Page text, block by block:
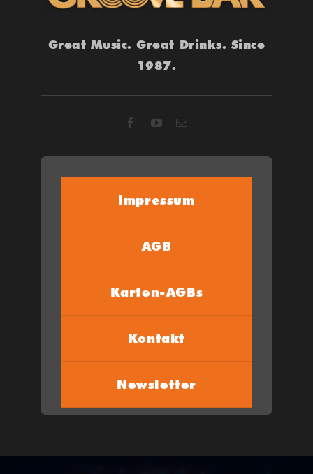
Great Music. Great Drinks. Since
1987.
Impressum
AGB
Karten-AGBs
Kontakt
Newsletter